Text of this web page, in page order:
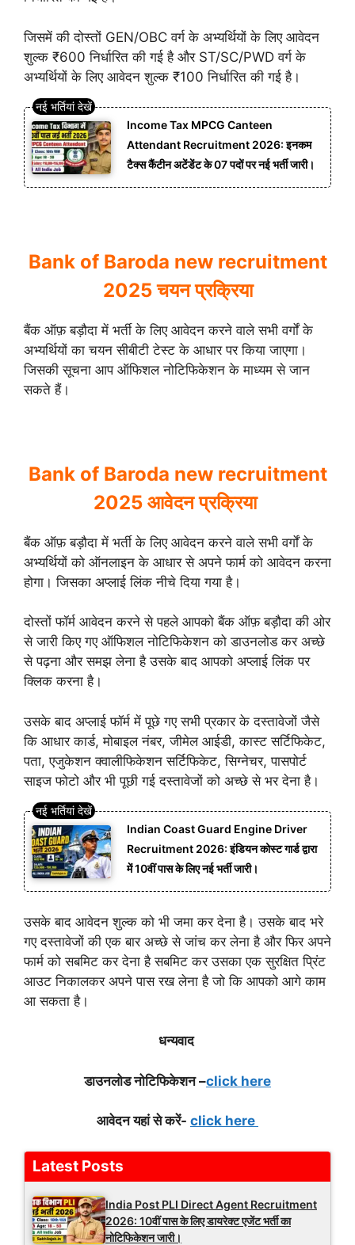
जिसमें की दोस्तों GEN/OBC वर्ग के अभ्यर्थियों के लिए आवेदन
शुल्क ₹600 निर्धारित की गई है और ST/SC/PWD वर्ग के
अभ्यर्थियों के लिए आवेदन शुल्क ₹100 निर्धारित की गई है।
Income Tax MPCG Canteen
Attendant Recruitment 2026: इनकम
टैक्स कैंटीन अटेंडेंट के 07 पदों पर नई भर्ती जारी।
Bank of Baroda new recruitment
2025 चयन प्रक्रिया
बैंक ऑफ़ बड़ौदा में भर्ती के लिए आवेदन करने वाले सभी वर्गों के
अभ्यर्थियों का चयन सीबीटी टेस्ट के आधार पर किया जाएगा।
जिसकी सूचना आप ऑफिशल नोटिफिकेशन के माध्यम से जान
सकते हैं।
Bank of Baroda new recruitment
2025 आवेदन प्रक्रिया
बैंक ऑफ़ बड़ौदा में भर्ती के लिए आवेदन करने वाले सभी वर्गों के
अभ्यर्थियों को ऑनलाइन के आधार से अपने फार्म को आवेदन करना
होगा। जिसका अप्लाई लिंक नीचे दिया गया है।
दोस्तों फॉर्म आवेदन करने से पहले आपको बैंक ऑफ़ बड़ौदा की ओर
से जारी किए गए ऑफिशल नोटिफिकेशन को डाउनलोड कर अच्छे
से पढ़ना और समझ लेना है उसके बाद आपको अप्लाई लिंक पर
क्लिक करना है।
उसके बाद अप्लाई फॉर्म में पूछे गए सभी प्रकार के दस्तावेजों जैसे
कि आधार कार्ड, मोबाइल नंबर, जीमेल आईडी, कास्ट सर्टिफिकेट,
पता, एजुकेशन क्वालीफिकेशन सर्टिफिकेट, सिग्नेचर, पासपोर्ट
साइज फोटो और भी पूछी गई दस्तावेजों को अच्छे से भर देना है।
Indian Coast Guard Engine Driver
Recruitment 2026: इंडियन कोस्ट गार्ड द्वारा
में 10वीं पास के लिए नई भर्ती जारी।
उसके बाद आवेदन शुल्क को भी जमा कर देना है। उसके बाद भरे
गए दस्तावेजों की एक बार अच्छे से जांच कर लेना है और फिर अपने
फार्म को सबमिट कर देना है सबमिट कर उसका एक सुरक्षित प्रिंट
आउट निकालकर अपने पास रख लेना है जो कि आपको आगे काम
आ सकता है।
धन्यवाद
डाउनलोड नोटिफिकेशन –click here
आवेदन यहां से करें- click here
Latest Posts
India Post PLI Direct Agent Recruitment
2026: 10वीं पास के लिए डायरेक्ट एजेंट भर्ती का
नोटिफिकेशन जारी।